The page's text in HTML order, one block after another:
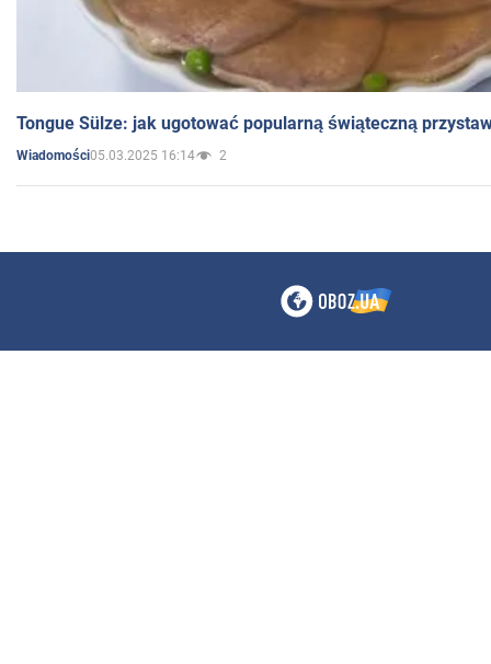
Tongue Sülze: jak ugotować popularną świąteczną
Wiadomości05.03.2025 16:14 2